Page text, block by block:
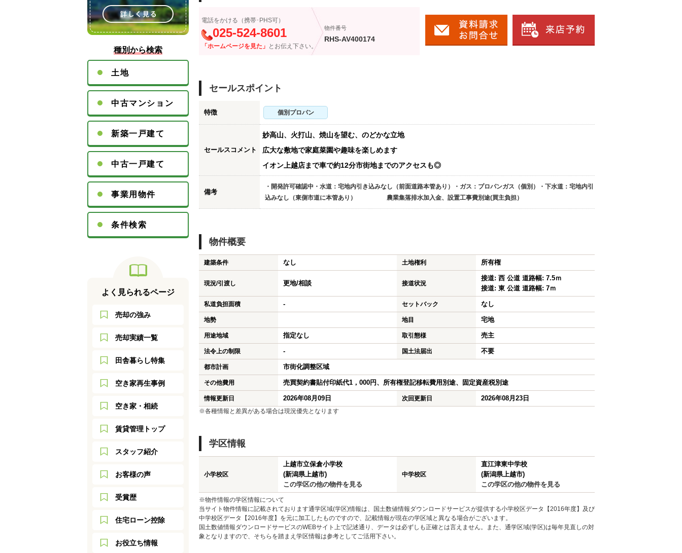
電話をかける（携帯･PHS可）
025-524-8601
「ホームページを見た」 とお伝え下さい。
物件番号
RHS-AV400174
セールスポイント
特徴 個別プロパン
セールスコメント
妙高山、火打山、焼山を望む、のどかな立地
広大な敷地で家庭菜園や趣味を楽しめます
イオン上越店まで車で約12分市街地までのアクセスも◎
備考
・開発許可確認中・水道：宅地内引き込みなし（前面道路本管あり）・ガス：プロパンガス（個別）・下水道：宅地内引
込みなし（東側市道に本管あり） 農業集落排水加入金、設置工事費別途(買主負担）
物件概要
建築条件 なし 土地権利 所有権
現況/引渡し 更地/相談 接道状況
接道: 西 公道 道路幅: 7.5ｍ
接道: 東 公道 道路幅: 7ｍ
私道負担面積 - セットバック なし
地勢 地目 宅地
用途地域 指定なし 取引態様 売主
法令上の制限 - 国土法届出 不要
都市計画 市街化調整区域
その他費用 売買契約書貼付印紙代1，000円、所有権登記移転費用別途、固定資産税別途
情報更新日 2026年08月09日 次回更新日 2026年08月23日
※各種情報と差異がある場合は現況優先となります
学区情報
小学校区
上越市立保倉小学校
(新潟県上越市)
この学区の他の物件を見る
中学校区
直江津東中学校
(新潟県上越市)
この学区の他の物件を見る
※物件情報の学区情報について
当サイト物件情報に記載されております通学区域(学区)情報は、国土数値情報ダウンロードサービスが提供する小学校区データ【2016年度】及び
中学校区データ【2016年度】を元に加工したものですので、記載情報が現在の学区域と異なる場合がございます。
国土数値情報ダウンロードサービスのWEBサイト上で記述通り、データは必ずしも正確とは言えません。また、通学区域(学区)は毎年見直しの対
象となりますので、そちらを踏まえ学区情報は参考としてご活用下さい。
種別から検索
土地
中古マンション
新築一戸建て
中古一戸建て
事業用物件
条件検索
よく見られるページ
売却の強み
売却実績一覧
田舎暮らし特集
空き家再生事例
空き家・相続
賃貸管理トップ
スタッフ紹介
お客様の声
受賞歴
住宅ローン控除
お役立ち情報